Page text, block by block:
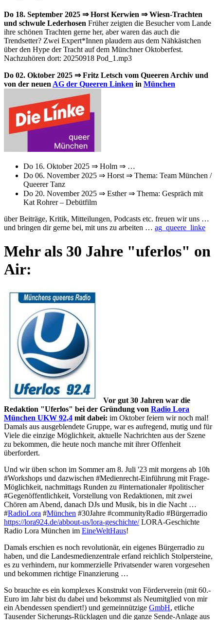
Do 18. September 2025 ⇒ Horst Kerwien ⇒ Wiesn-Trachten
und schwule Lederhosen Früher zeigten die Besucher vom Lande
ihre schönen Trachten gerne her, aber waren das auch die
Trendsetter? Zwei Expert*Innen plaudern aus dem Nähkästchen
über den Hype der Tracht auf dem Münchner Oktoberfest.
Nachzuhören dort: 20250918 Pod_1.mp3
Do 02. Oktober 2025 ⇒ Fritz Letsch vom Queeren Archiv und
von der neuen AG der Queeren Linken in München
Do 16. Oktober 2025 ⇒ Holm ⇒ …
Do 06. November 2025 ⇒ Horst ⇒ Thema: Team München /
Queerer Tanz
Do 20. November 2025 ⇒ Esther ⇒ Thema: Gespräch mit
Kat Rohrer – Debütfilm
über Beiträge, Kritik, Mitteilungen, Podcasts etc. freuen wir uns …
und bringen dir gerne bei, mit uns zu arbeiten … ag_queere_linke
Mehr als 30 Jahre "uferlos" on
Air:
Vor gut 30 Jahren war die
Redaktion "Uferlos" bei der Gründung von Radio Lora
München UKW 92,4 mit dabei: im Oktober feiern wir noch mal!
Damals aus ausgeblendete Gruppe, war es aufregend, mutig und für
Viele die einzige Möglichkeit, aktuelle Nachrichten aus der Szene
zu bekommen, die heute noch manche mit ihrer Offenheit
überfordert.
Und wir üben schon im Sommer am 8. Juli '23 mit morgens ab 10h
#Workshops und dazwischen #Medienrecht-Einführung mit Frage-
Möglichkeit, nachmittags Runden zu #internationaler #politischer
#Gegenöffentlichkeit, Vorstellung von Redaktionen, mit zwei
Chören am Abend, danach DJs und Musik, bis in die Nacht …
#RadioLora #München #30Jahre #communityRadio #Bürgerradio
https://lora924.de/abbout-us/lora-geschichte/LORA-Geschichte
Radio Lora München im EineWeltHaus!
Damals erschien es noch revolutionär, ein eigenes Bürgerradio zu
haben, und die Landesmedienzentrale erfand reichlich Stolpersteine,
es zu verhindern, nur kommerzielle Privatsender waren vorgesehen
und bekommen richtige Finanzierung …
So brauchte es ein komplexes Konstrukt von Förderverein (mit 60.-
Euro im Jahr bist du dabei und bekommst als Neumitglied von mir
ein Abendessen spendiert!) und gemeinnützige GmbH, etliche
Tausender Sicherungs-Rücklagen und die ganze Sende-Anlage aus